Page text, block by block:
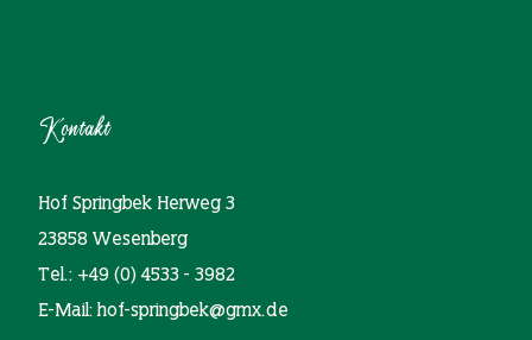
Kontakt
Hof Springbek Herweg 3
23858 Wesenberg
Tel.: +49 (0) 4533 - 3982
E-Mail: hof-springbek@gmx.de